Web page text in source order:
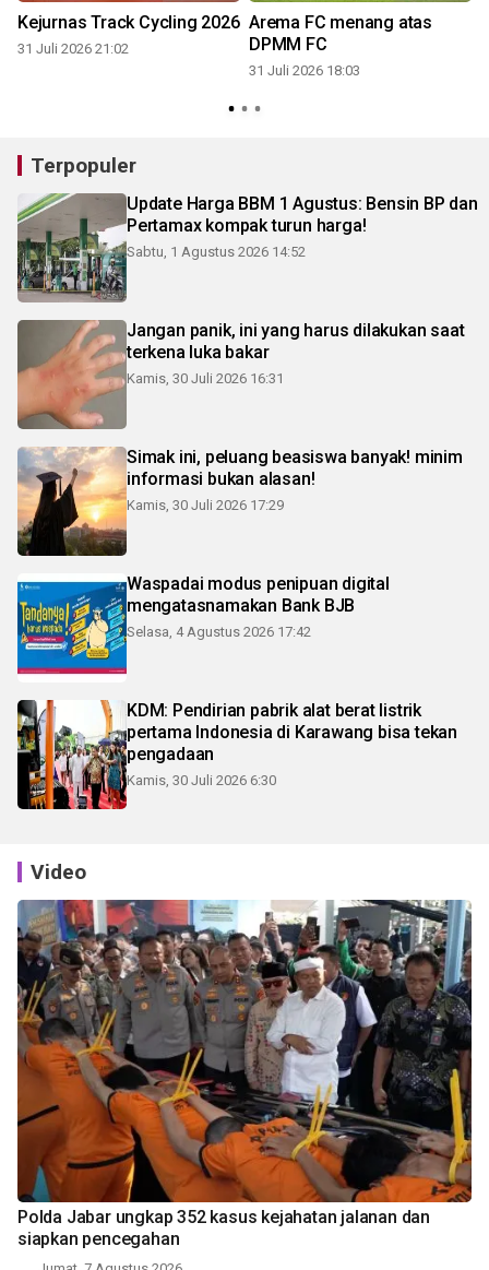
Kejurnas Track Cycling 2026
31 Juli 2026 21:02
Arema FC menang atas
DPMM FC
31 Juli 2026 18:03
Terpopuler
Update Harga BBM 1 Agustus: Bensin BP dan
Pertamax kompak turun harga!
Sabtu, 1 Agustus 2026 14:52
Jangan panik, ini yang harus dilakukan saat
terkena luka bakar
Kamis, 30 Juli 2026 16:31
Simak ini, peluang beasiswa banyak! minim
informasi bukan alasan!
Kamis, 30 Juli 2026 17:29
Waspadai modus penipuan digital
mengatasnamakan Bank BJB
Selasa, 4 Agustus 2026 17:42
KDM: Pendirian pabrik alat berat listrik
pertama Indonesia di Karawang bisa tekan
pengadaan
Kamis, 30 Juli 2026 6:30
Video
Polda Jabar ungkap 352 kasus kejahatan jalanan dan
siapkan pencegahan